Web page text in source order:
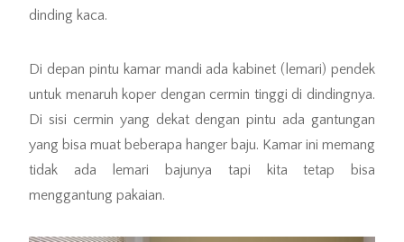
dinding kaca.
Di depan pintu kamar mandi ada kabinet (lemari) pendek
untuk menaruh koper dengan cermin tinggi di dindingnya.
Di sisi cermin yang dekat dengan pintu ada gantungan
yang bisa muat beberapa hanger baju. Kamar ini memang
tidak ada lemari bajunya tapi kita tetap bisa
menggantung pakaian.